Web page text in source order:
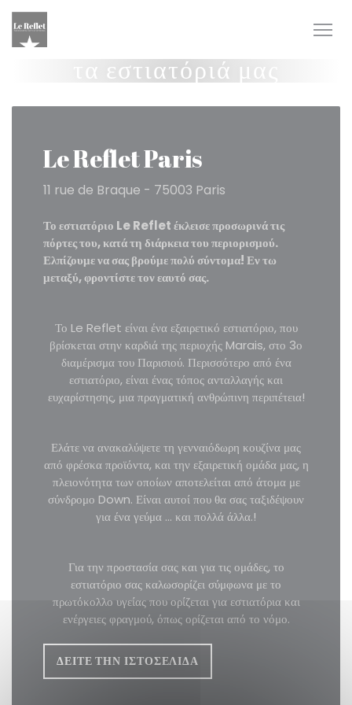
Πίνακας διαχείρισης "Μπισκότων" (Cookies)
τα εστιατόριά μας
Le Reflet Paris
11 rue de Braque - 75003 Paris
Το εστιατόριο Le Reflet έκλεισε προσωρινά τις
πόρτες του, κατά τη διάρκεια του περιορισμού.
Ελπίζουμε να σας βρούμε πολύ σύντομα! Εν τω
μεταξύ, φροντίστε τον εαυτό σας.
Το Le Reflet είναι ένα εξαιρετικό εστιατόριο, που
βρίσκεται στην καρδιά της περιοχής Marais, στο 3ο
διαμέρισμα του Παρισιού. Περισσότερο από ένα
εστιατόριο, είναι ένας τόπος ανταλλαγής και
ευχαρίστησης, μια πραγματική ανθρώπινη περιπέτεια!
Ελάτε να ανακαλύψετε τη γενναιόδωρη κουζίνα μας
από φρέσκα προϊόντα, και την εξαιρετική ομάδα μας, η
πλειονότητα των οποίων αποτελείται από άτομα με
σύνδρομο Down. Είναι αυτοί που θα σας ταξιδέψουν
για ένα γεύμα ... και πολλά άλλα.!
Για την προστασία σας και για τις ομάδες, το
εστιατόριο σας καλωσορίζει σύμφωνα με το
πρωτόκολλο υγείας που ορίζεται για εστιατόρια και
ενέργειες φραγμού, όπως ορίζεται από το νόμο.
ΔΕΊΤΕ ΤΗΝ ΙΣΤΟΣΕΛΊΔΑ